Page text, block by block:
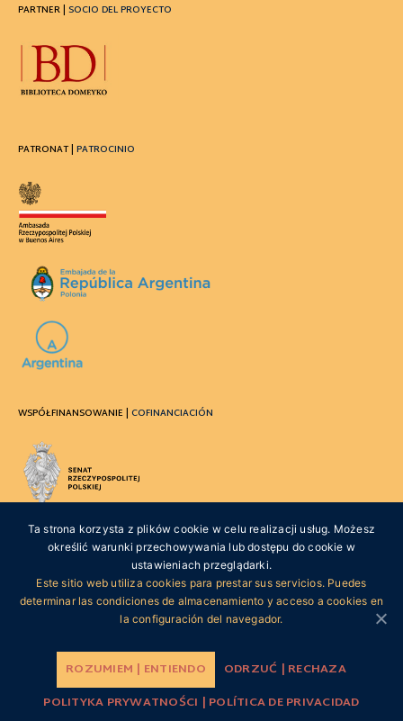
PARTNER | SOCIO DEL PROYECTO
PATRONAT | PATROCINIO
WSPÓŁFINANSOWANIE | COFINANCIACIÓN
Projekt współfinansowany w ramach sprawowania opieki Senatu Rzeczypospolitej
Polskiej nad Polonią i Polakami za granicą w 2019 roku
Proyecto cofinanciado en el marco del apoyo del Senado de la República de Polonia a las
comunidades y ciudadanos polacos en el extranjero del año 2019
POLITYKA PRYWATNOŚCI | POLÍTICA DE PRIVACIDAD
Ta strona korzysta z plików cookie w celu realizacji usług. Możesz
określić warunki przechowywania lub dostępu do cookie w
ustawieniach przeglądarki.
Este sitio web utiliza cookies para prestar sus servicios. Puedes
determinar las condiciones de almacenamiento y acceso a cookies en
la configuración del navegador.
ROZUMIEM | ENTIENDO
ODRZUĆ | RECHAZA
POLITYKA PRYWATNOŚCI | POLÍTICA DE PRIVACIDAD